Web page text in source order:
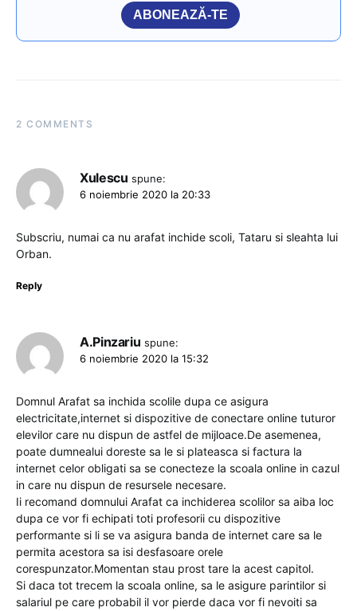
ABONEAZĂ-TE
2 COMMENTS
Xulescu spune:
6 noiembrie 2020 la 20:33
Subscriu, numai ca nu arafat inchide scoli, Tataru si sleahta lui
Orban.
Reply
A.Pinzariu spune:
6 noiembrie 2020 la 15:32
Domnul Arafat sa inchida scolile dupa ce asigura
electricitate,internet si dispozitive de conectare online tuturor
elevilor care nu dispun de astfel de mijloace.De asemenea,
poate dumnealui doreste sa le si plateasca si factura la
internet celor obligati sa se conecteze la scoala online in cazul
in care nu dispun de resursele necesare.
Ii recomand domnului Arafat ca inchiderea scolilor sa aiba loc
dupa ce vor fi echipati toti profesorii cu dispozitive
performante si li se va asigura banda de internet care sa le
permita acestora sa isi desfasoare orele
corespunzator.Momentan stau prost tare la acest capitol.
Si daca tot trecem la scoala online, sa le asigure parintilor si
salariul pe care probabil il vor pierde daca vor fi nevoiti sa